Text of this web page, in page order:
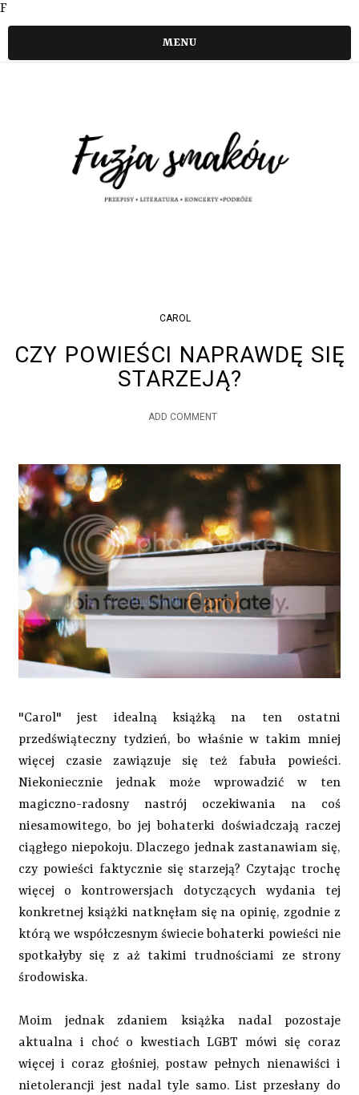
F
MENU
CAROL
CZY POWIEŚCI NAPRAWDĘ SIĘ
STARZEJĄ?
ADD COMMENT
"Carol" jest idealną książką na ten ostatni
przedświąteczny tydzień, bo właśnie w takim mniej
więcej czasie zawiązuje się też fabuła powieści.
Niekoniecznie jednak może wprowadzić w ten
magiczno-radosny nastrój oczekiwania na coś
niesamowitego, bo jej bohaterki doświadczają raczej
ciągłego niepokoju. Dlaczego jednak zastanawiam się,
czy powieści faktycznie się starzeją? Czytając trochę
więcej o kontrowersjach dotyczących wydania tej
konkretnej książki natknęłam się na opinię, zgodnie z
którą we współczesnym świecie bohaterki powieści nie
spotkałyby się z aż takimi trudnościami ze strony
środowiska.
Moim jednak zdaniem książka nadal pozostaje
aktualna i choć o kwestiach LGBT mówi się coraz
więcej i coraz głośniej, postaw pełnych nienawiści i
nietolerancji jest nadal tyle samo. List przesłany do